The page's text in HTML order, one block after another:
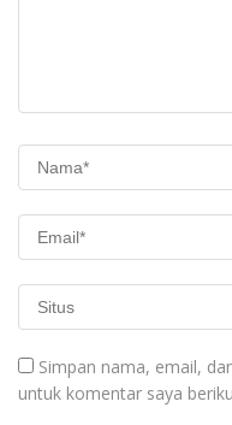
Simpan nama, email,
untuk komentar saya